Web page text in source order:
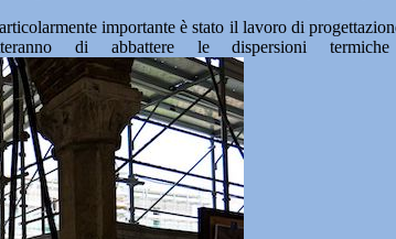
importante è stato il lavoro di
di abbattere le dispersioni